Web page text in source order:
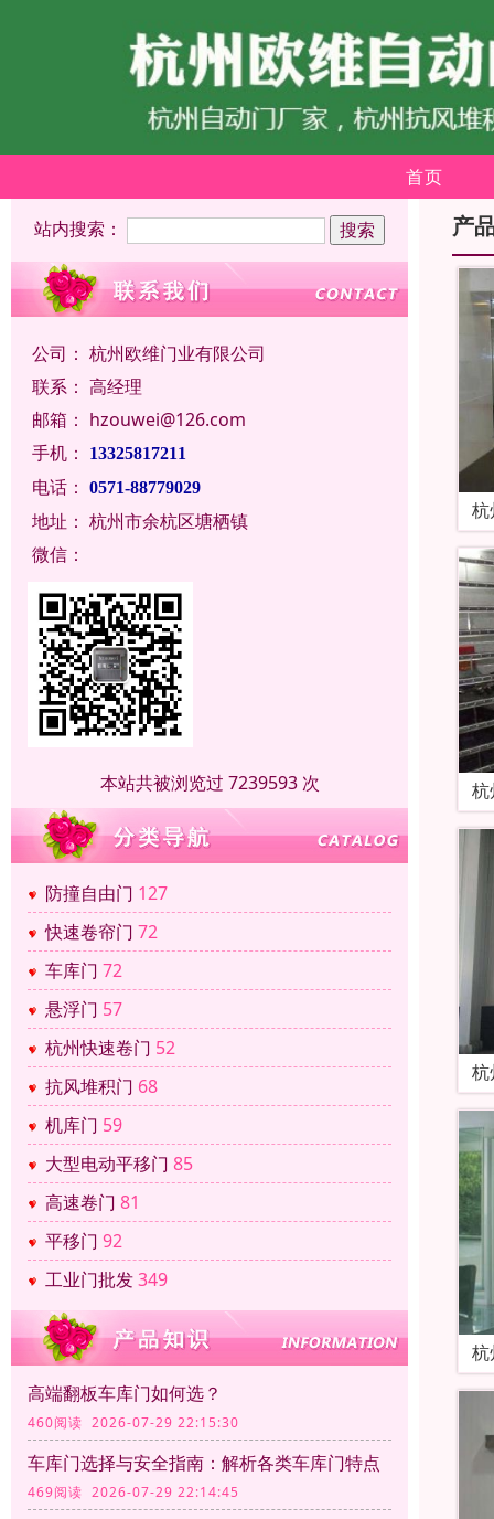
首页
站内搜索：
公司： 杭州欧维门业有限公司
联系： 高经理
邮箱： hzouwei@126.com
手机：
13325817211
电话： 0571-88779029
地址： 杭州市余杭区塘栖镇
微信：
本站共被浏览过 7239593 次
防撞自由门 127
快速卷帘门 72
车库门 72
悬浮门 57
杭州快速卷门 52
抗风堆积门 68
机库门 59
大型电动平移门 85
高速卷门 81
平移门 92
工业门批发349
高端翻板车库门如何选？
460阅读 2026-07-29 22:15:30
车库门选择与安全指南：解析各类车库门特点
469阅读 2026-07-29 22:14:45
产
杭
杭
杭
杭